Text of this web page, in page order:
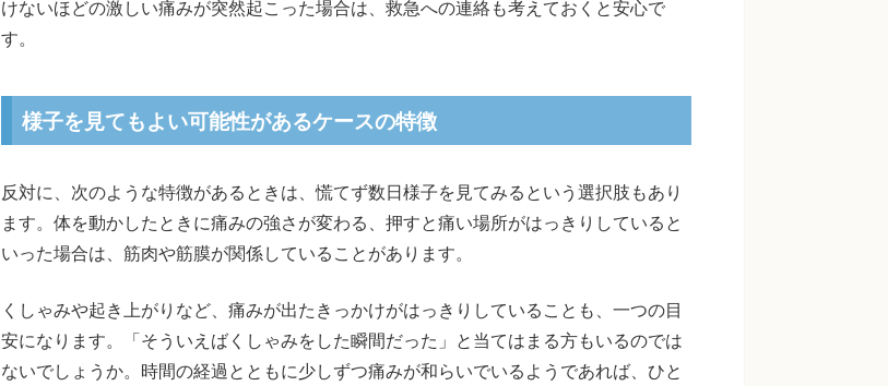
けないほどの激しい痛みが突然起こった場合は、救急への連絡も考えておくと安心で
す。
様子を見てもよい可能性があるケースの特徴
反対に、次のような特徴があるときは、慌てず数日様子を見てみるという選択肢もあり
ます。体を動かしたときに痛みの強さが変わる、押すと痛い場所がはっきりしていると
いった場合は、筋肉や筋膜が関係していることがあります。
くしゃみや起き上がりなど、痛みが出たきっかけがはっきりしていることも、一つの目
安になります。「そういえばくしゃみをした瞬間だった」と当てはまる方もいるのでは
ないでしょうか。時間の経過とともに少しずつ痛みが和らいでいるようであれば、ひと